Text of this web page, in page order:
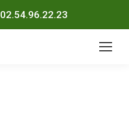
02.54.96.22.23